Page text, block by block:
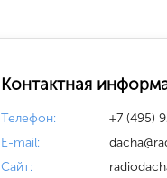
Контактная
Телефон:
+7 (495)
E-mail:
Сайт: